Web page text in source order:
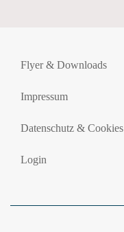
Flyer & Downloads
Impressum
Datenschutz & Cookies
Login